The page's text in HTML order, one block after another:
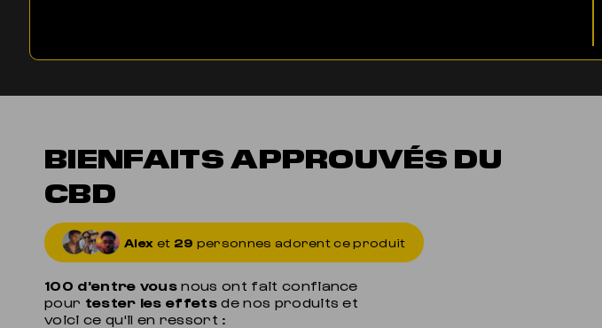
BIENFAITS APPROUVÉS DU
CBD
Alex et 29 personnes adorent ce produit
100 d'entre vousnous ont fait confiance
pour tester les effetsde nos produits et
voici ce qu'il en ressort :